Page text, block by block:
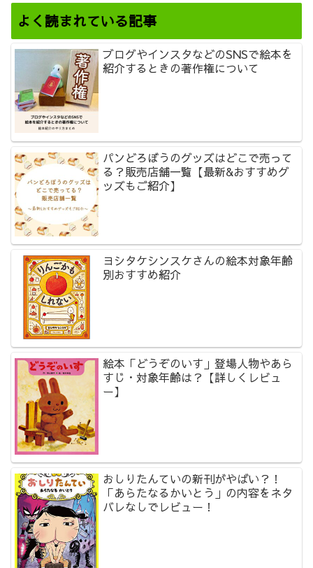
よく読まれている記事
ブログやインスタなどのSNSで絵本を
紹介するときの著作権について
パンどろぼうのグッズはどこで売って
る？販売店舗一覧【最新&おすすめグ
ッズもご紹介】
ヨシタケシンスケさんの絵本対象年齢
別おすすめ紹介
絵本「どうぞのいす」登場人物やあら
すじ・対象年齢は？【詳しくレビュ
ー】
おしりたんていの新刊がやばい？！
「あらたなるかいとう」の内容をネタ
バレなしでレビュー！